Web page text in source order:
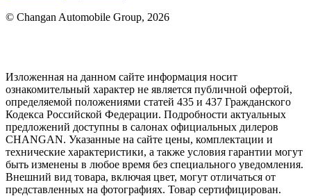
© Changan Automobile Group, 2026
Изложенная на данном сайте информация носит
ознакомительный характер не является публичной офертой,
определяемой положениями статей 435 и 437 Гражданского
Кодекса Российской Федерации. Подробности актуальных
предложений доступны в салонах официальных дилеров
CHANGAN. Указанные на сайте цены, комплектации и
технические характеристики, а также условия гарантии могут
быть изменены в любое время без специального уведомления.
Внешний вид товара, включая цвет, могут отличаться от
представленных на фотографиях. Товар сертифицирован.